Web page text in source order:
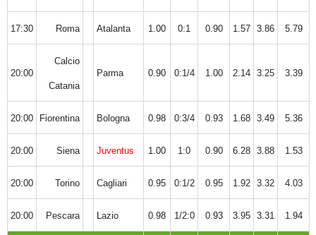
17:30 Roma Atalanta 1.00 0:1 0.90 1.57 3.86 5.79
20:00
Calcio
Catania
Parma 0.90 0:1/4 1.00 2.14 3.25 3.39
20:00 Fiorentina Bologna 0.98 0:3/4 0.93 1.68 3.49 5.36
20:00 Siena Juventus 1.00 1:0 0.90 6.28 3.88 1.53
20:00 Torino Cagliari 0.95 0:1/2 0.95 1.92 3.32 4.03
20:00 Pescara Lazio 0.98 1/2:0 0.93 3.95 3.31 1.94